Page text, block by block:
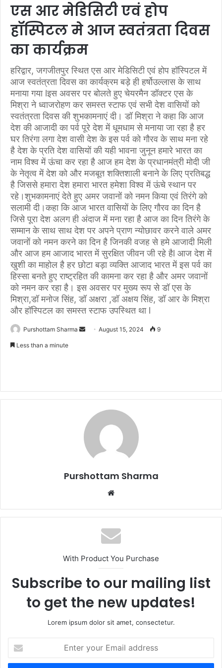
एस आर मेडिसिटी एवं होप
हॉस्पिटल मे आज स्वतंत्रता दिवस
का कार्यक्रम
हरिद्वार, जगजीतपुर स्थित एस आर मेडिसिटी एवं होप हॉस्पिटल में
आज स्वतंत्रता दिवस का कार्यक्रम बड़े ही हर्षोउल्लास के साथ
मनाया गया lइस अवसर पर बोलते हुए चेयरमैन डॉक्टर एस के
मिश्रा ने ध्वाजरोहण कर समस्त स्टाफ एवं सभी देश वासियों को
स्वतंत्रता दिवस की शुभकामनाएं दी। डॉ मिश्रा ने कहा कि आज
देश की आजादी का पर्व पूरे देश में धूमधाम से मनाया जा रहा है हर
घर तिरंगा लगा देश वासी देश के इस पर्व को गौरव के साथ मना रहे
है देश के प्रति देश वासियों की यही भावना जुनून हमारे भारत का
नाम विश्व में ऊंचा कर रहा है आज हम देश के प्रधानमंत्री मोदी जी
के नेतृत्व में देश को और मजबूत शक्तिशाली बनाने के लिए प्रतिबद्ध
है जिससे हमारा देश हमारा भारत हमेशा विश्व में ऊंचे स्थान पर
रहे।शुभकामनाएं देते हुए अमर जवानों को नमन किया एवं तिरंगे को
सलामी दी।कहा कि आज भारत वासियों के लिए गौरव का दिन है
जिसे पूरा देश अलग ही अंदाज में मना रहा है आज का दिन तिरंगे के
सम्मान के साथ साथ देश पर अपने प्राण न्योछावर करने वाले अमर
जवानों को नमन करने का दिन है जिनकी वजह से हमे आजादी मिली
और आज हम आजाद भारत में सुरक्षित जीवन जी रहे हैl आज देश में
खुशी का माहोल है हर छोटा बड़ा व्यक्ति आजाद भारत में इस पर्व का
हिस्सा बनते हुए राष्ट्रहित की कामना कर रहा है और अमर जवानों
को नमन कर रहा है। इस अवसर पर मुख्य रूप से डॉ एस के
मिश्रा,डॉ मनोज सिंह, डॉ अक्षरा ,डॉ अक्षय सिंह, डॉ आर के मिश्रा
और हॉस्पिटल का समस्त स्टाफ उपस्थित था l
Purshottam Sharma
e
a
l
August 15, 2024 9
Less than a minute
Purshottam Sharma
b
s
i
e
With Product You Purchase
Subscribe to our mailing list
to get the new updates!
Lorem ipsum dolor sit amet, consectetur.
t